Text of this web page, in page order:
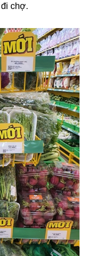
chợ.